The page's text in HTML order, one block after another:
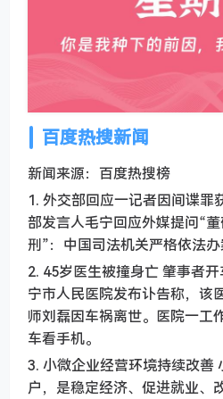
百度热搜新闻
新闻来源：百度热搜榜
1. 外交部回应一记者因间谍罪
部发言人毛宁回应外媒提问“
刑”：中国司法机关严格依法办
2. 45岁医生被撞身亡 肇事者
宁市人民医院发布讣告称，该
师刘磊因车祸离世。医院一工
车看手机。
3. 小微企业经营环境持续改善
户，是稳定经济、促进就业、